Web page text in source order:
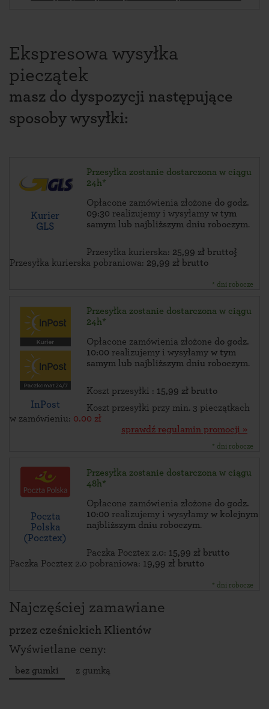
Ekspresowa wysyłka
pieczątek
masz do dyspozycji następujące
sposoby wysyłki:
Kurier
GLS
Przesyłka zostanie dostarczona w ciągu
24h*
Opłacone zamówienia złożone do godz.
09:30 realizujemy i wysyłamy w tym
samym lub najbliższym dniu roboczym.
Przesyłka kurierska: 25,99 zł brutto}
Przesyłka kurierska pobraniowa: 29,99 zł brutto
* dni robocze
InPost
Przesyłka zostanie dostarczona w ciągu
24h*
Opłacone zamówienia złożone do godz.
10:00 realizujemy i wysyłamy w tym
samym lub najbliższym dniu roboczym.
Koszt przesyłki : 15,99 zł brutto
Koszt przesyłki przy min. 3 pieczątkach
w zamówieniu: 0.00 zł
sprawdź regulamin promocji »
* dni robocze
Poczta
Polska
(Pocztex)
Przesyłka zostanie dostarczona w ciągu
48h*
Opłacone zamówienia złożone do godz.
10:00 realizujemy i wysyłamy w kolejnym
najbliższym dniu roboczym.
Paczka Pocztex 2.0: 15,99 zł brutto
Paczka Pocztex 2.0 pobraniowa: 19,99 zł brutto
* dni robocze
Najczęściej zamawiane
przez cześnickich Klientów
Wyświetlane ceny:
bez gumki z gumką